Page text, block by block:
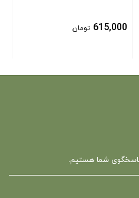
615,000 تومان